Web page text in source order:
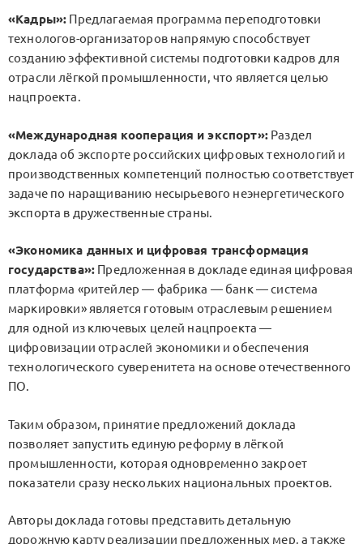
«Кадры»: Предлагаемая программа переподготовки
технологов-организаторов напрямую способствует
созданию эффективной системы подготовки кадров для
отрасли лёгкой промышленности, что является целью
нацпроекта.
«Международная кооперация и экспорт»:Раздел
доклада об экспорте российских цифровых технологий и
производственных компетенций полностью соответствует
задаче по наращиванию несырьевого неэнергетического
экспорта в дружественные страны.
«Экономика данных и цифровая трансформация
государства»: Предложенная в докладе единая цифровая
платформа «ритейлер — фабрика — банк — система
маркировки» является готовым отраслевым решением
для одной из ключевых целей нацпроекта —
цифровизации отраслей экономики и обеспечения
технологического суверенитета на основе отечественного
ПО.
Таким образом, принятие предложений доклада
позволяет запустить единую реформу в лёгкой
промышленности, которая одновременно закроет
показатели сразу нескольких национальных проектов.
Авторы доклада готовы представить детальную
дорожную карту реализации предложенных мер, а также